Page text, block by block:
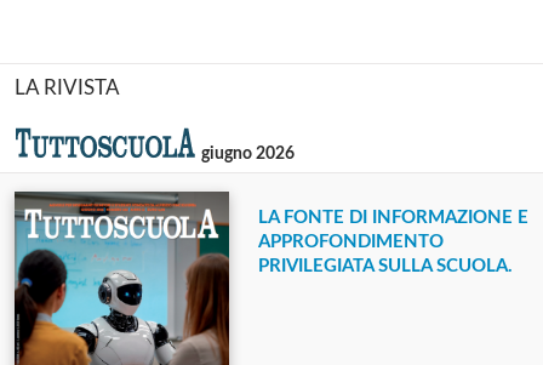
LA RIVISTA
giugno 2026
LA FONTE DI INFORMAZIONE E
APPROFONDIMENTO
PRIVILEGIATA SULLA SCUOLA.